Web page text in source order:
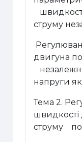
струму
двигуна
напруги
Тема 2.
швидкості
струму